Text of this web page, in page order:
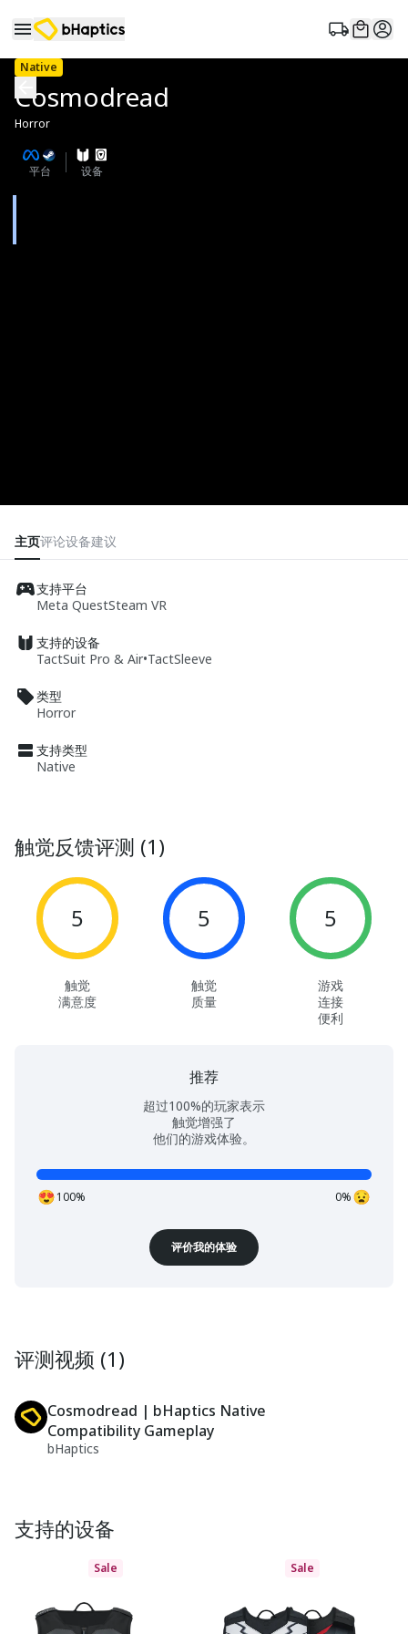
Native
Cosmodread
Horror
平台 设备
主页评论设备建议
支持平台
Meta QuestSteam VR
支持的设备
TactSuit Pro & Air•TactSleeve
类型
Horror
支持类型
Native
触觉反馈评测 (1)
5
触觉
满意度
5
触觉
质量
5
游戏
连接
便利
推荐
超过100%的玩家表示
触觉增强了
他们的游戏体验。
100% 0%
评价我的体验
评测视频 (1)
Cosmodread | bHaptics Native
Compatibility Gameplay
bHaptics
支持的设备
Sale Sale